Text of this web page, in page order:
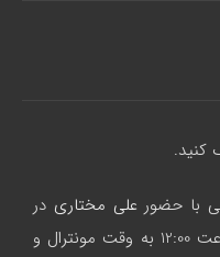
کنید.
با حضور علی مختاری در
فیسبوک و اینستا گرام هر جمعه ساعت 12:00 به وقت مونترال و